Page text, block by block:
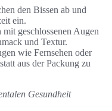
den Bissen ab und
ein.
geschlossenen Augen
und Textur.
wie Fernsehen oder
aus der Packung zu
Gesundheit